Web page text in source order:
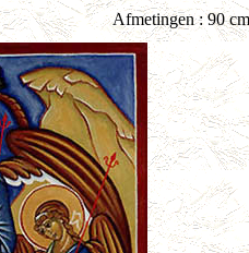
Afmetingen : 90